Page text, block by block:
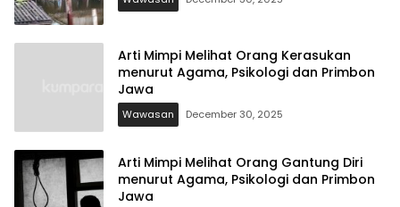
Arti Mimpi Melihat Orang Kerasukan
menurut Agama, Psikologi dan Primbon
Jawa
Wawasan December 30, 2025
Arti Mimpi Melihat Orang Gantung Diri
menurut Agama, Psikologi dan Primbon
Jawa